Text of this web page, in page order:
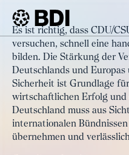
BDI Artikel
Artikel
Mehr
Beschäftigung –
Wirtschaft zu
Es ist richtig, dass CDU/
versuchen, schnell eine
bilden. Die Stärkung der
Deutschlands und
Sicherheit ist Grundlage
wirtschaftlichen Erfolg
Deutschland muss aus
internationalen
übernehmen und